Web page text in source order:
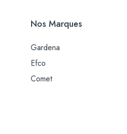
Nos Marques
Gardena
Efco
Comet